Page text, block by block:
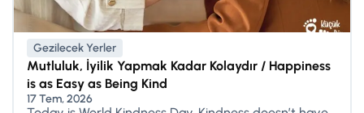
Gezilecek Yerler
Mutluluk, İyilik Yapmak Kadar Kolaydır / Happiness
is as Easy as Being Kind
17 Tem, 2026